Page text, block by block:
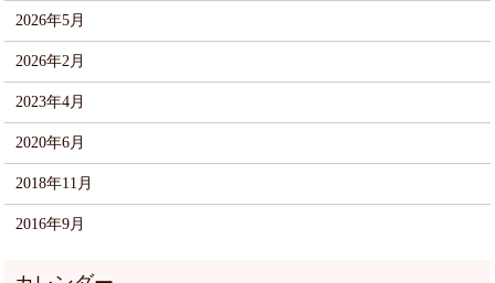
2026年5月
2026年2月
2023年4月
2020年6月
2018年11月
2016年9月